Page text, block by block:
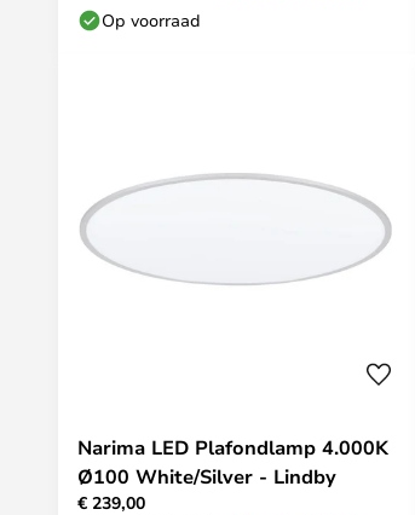
Op voorraad
Narima LED Plafondlamp 4.000K
Ø100 White/Silver - Lindby
€ 239,00